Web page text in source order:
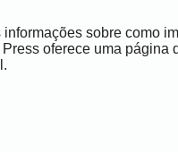
sobre como
oferece uma página